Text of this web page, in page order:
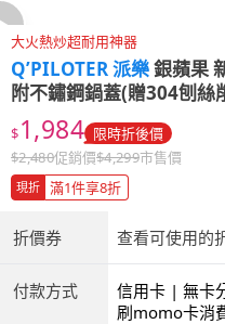
大火熱炒超耐用神器
Q’PILOTER 派樂銀蘋果
附不鏽鋼鍋蓋(贈304刨絲
$1,984 限時折後價
$2,480促銷價$4,299市售價
現折 滿1件享8折
折價券 查看可使用的
付款方式
信用卡 | 無卡
ATM | 銀聯卡
刷momo卡消